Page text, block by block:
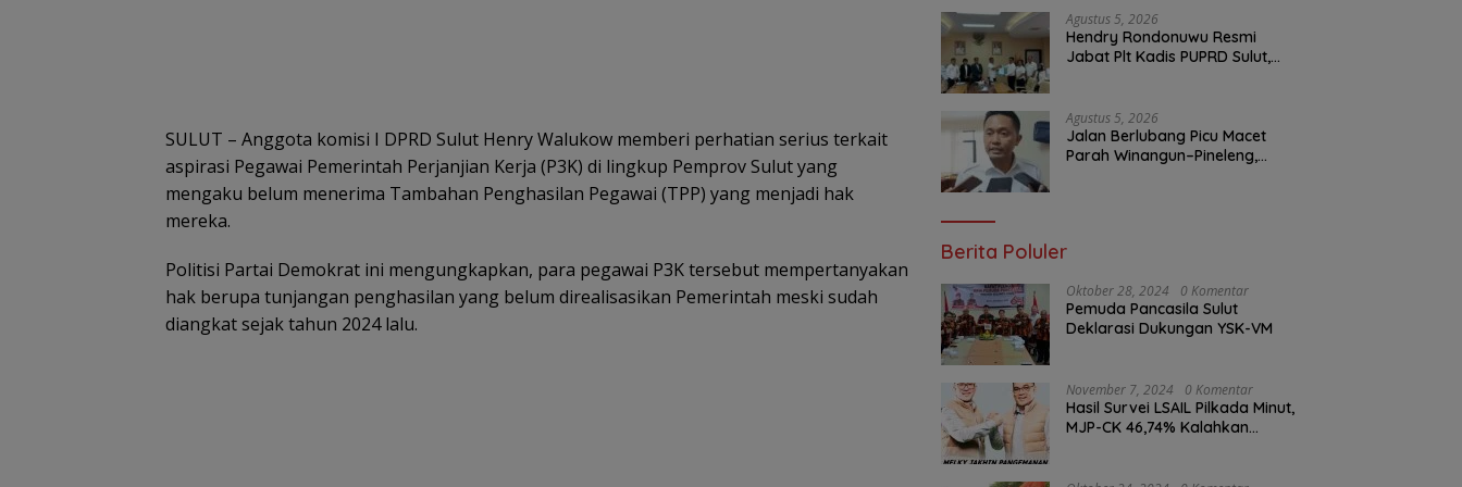
SULUT – Anggota komisi I DPRD Sulut Henry Walukow memberi perhatian serius terkait
aspirasi Pegawai Pemerintah Perjanjian Kerja (P3K) di lingkup Pemprov Sulut yang
mengaku belum menerima Tambahan Penghasilan Pegawai (TPP) yang menjadi hak
mereka.
Politisi Partai Demokrat ini mengungkapkan, para pegawai P3K tersebut mempertanyakan
hak berupa tunjangan penghasilan yang belum direalisasikan Pemerintah meski sudah
diangkat sejak tahun 2024 lalu.
Agustus 5, 2026
Hendry Rondonuwu Resmi
Jabat Plt Kadis PUPRD Sulut,
Layanan Publik
Agustus 5, 2026
Jalan Berlubang Picu Macet
Parah Winangun–Pineleng,
Berita Poluler
Oktober 28, 2024 0 Komentar
Pemuda Pancasila Sulut
Deklarasi Dukungan YSK-VM
November 7, 2024 0 Komentar
Hasil Survei LSAIL Pilkada Minut,
MJP-CK 46,74% Kalahkan